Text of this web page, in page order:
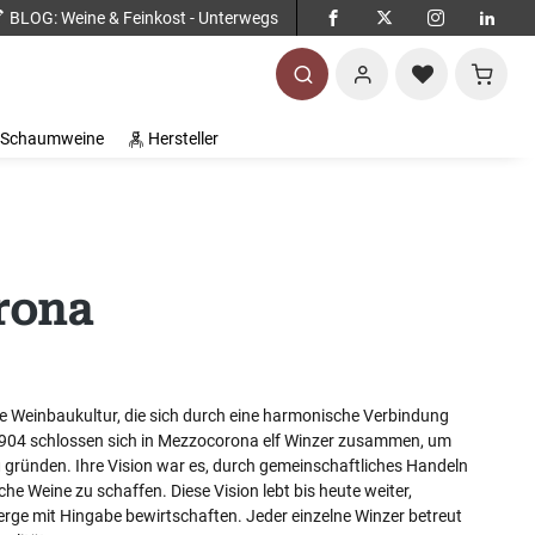
BLOG: Weine & Feinkost - Unterwegs
Schaumweine Hersteller
die sich durch eine harmonische Verbindung
schlossen sich in Mezzocorona elf Winzer zusammen, um
Ihre Vision war es, durch gemeinschaftliches Handeln
Weine zu schaffen. Diese Vision lebt bis heute weiter,
mit Hingabe bewirtschaften. Jeder einzelne Winzer betreut